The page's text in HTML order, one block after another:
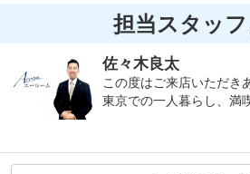
担当スタッフ
佐々木良太
この度はご来店いただき
東京での一人暮らし、満